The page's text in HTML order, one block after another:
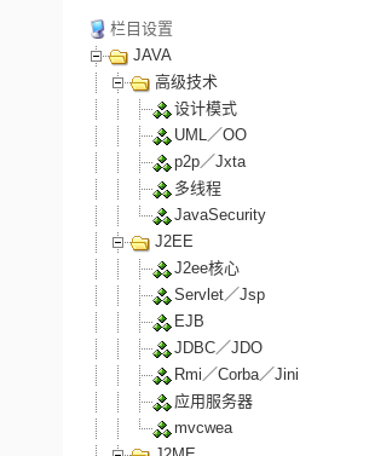
栏目设置
JAVA
高级技术
设计模式
UML／OO
p2p／Jxta
多线程
JavaSecurity
J2EE
J2ee核心
Servlet／Jsp
EJB
JDBC／JDO
Rmi／Corba／Jini
应用服务器
mvcwea